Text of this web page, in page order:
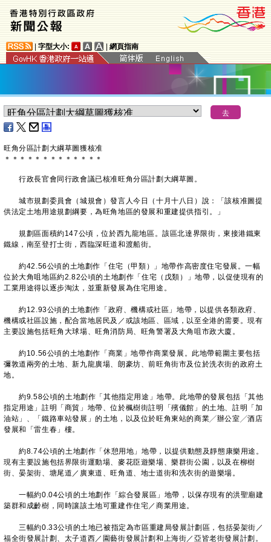
字型大小: 網頁指南
旺角分區計劃大綱草圖獲核准
＊ ＊ ＊ ＊ ＊ ＊ ＊ ＊ ＊ ＊ ＊ ＊ ＊
行政長官會同行政會議已核准旺角分區計劃大綱草圖。
城市規劃委員會（城規會）發言人今日（十月十八日）說：「該核准圖提
供法定土地用途規劃綱要，為旺角地區的發展和重建提供指引。」
規劃區面積約147公頃，位於西九龍地區。該區北達界限街，東接港鐵東
鐵線，南至登打士街，西臨深旺道和渡船街。
約42.56公頃的土地劃作「住宅（甲類）」地帶作高密度住宅發展。一幅
位於大角咀地區約2.82公頃的土地劃作「住宅（戊類）」地帶，以促使現有的
工業用途得以逐步淘汰，並重新發展為住宅用途。
約12.93公頃的土地劃作「政府、機構或社區」地帶，以提供各類政府、
機構或社區設施，配合當地居民及／或該地區、區域，以至全港的需要。現有
主要設施包括旺角大球場、旺角消防局、旺角警署及大角咀市政大廈。
約10.56公頃的土地劃作「商業」地帶作商業發展。此地帶範圍主要包括
彌敦道兩旁的土地、新九龍廣場、朗豪坊、前旺角街市及位於洗衣街的政府土
地。
約9.58公頃的土地劃作「其他指定用途」地帶。此地帶的發展包括「其他
指定用途」註明「商貿」地帶、位於楓樹街註明「殯儀館」的土地、註明「加
油站」、「鐵路車站發展」的土地，以及位於旺角東站的商業╱辦公室╱酒店
發展和「雷生春」樓。
約8.74公頃的土地劃作「休憩用地」地帶，以提供動態及靜態康樂用途。
現有主要設施包括界限街運動場、麥花臣遊樂場、樂群街公園，以及在柳樹
街、晏架街、塘尾道／廣東道、旺角道、地士道街和洗衣街的遊樂場。
一幅約0.04公頃的土地劃作「綜合發展區」地帶，以保存現有的洪聖廟建
築群和成齡樹，同時讓該土地可重建作住宅／商業用途。
三幅約0.33公頃的土地已被指定為市區重建局發展計劃區，包括晏架街／
福全街發展計劃、太子道西／園藝街發展計劃和上海街／亞皆老街發展計劃。